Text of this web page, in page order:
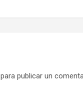
para publicar un